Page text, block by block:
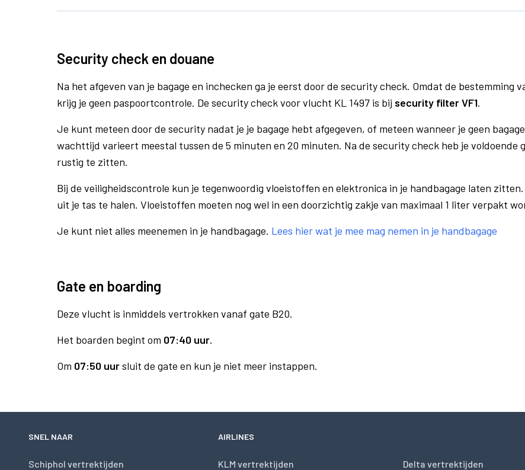
Security check en douane
Na het afgeven van je bagage en inchecken ga je eerst door de security check. Omdat de bestemming
krijg je geen paspoortcontrole. De security check voor vlucht KL 1497 is bij security filter VF1.
Je kunt meteen door de security nadat je je bagage hebt afgegeven, of meteen wanneer je geen
wachttijd varieert meestal tussen de 5 minuten en 20 minuten. Na de security check heb je voldoende
rustig te zitten.
Bij de veiligheidscontrole kun je tegenwoordig vloeistoffen en elektronica in je handbagage laten
uit je tas te halen. Vloeistoffen moeten nog wel in een doorzichtig zakje van maximaal 1 liter verpakt
Je kunt niet alles meenemen in je handbagage. Lees hier wat je mee mag nemen in je handbagage
Gate en boarding
Deze vlucht is inmiddels vertrokken vanaf gate B20.
Het boarden begint om 07:40 uur.
Om 07:50 uursluit de gate en kun je niet meer instappen.
SNEL NAAR
Schiphol vertrektijden
AIRLINES
KLM vertrektijden Delta vertrektijden